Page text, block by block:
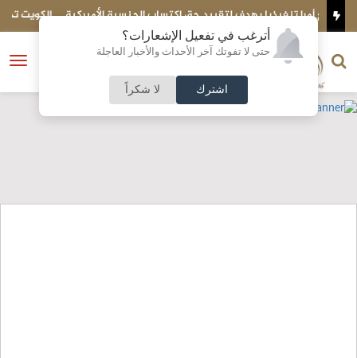
أترغب في تفعيل الإشعارات؟
حتى لا تفوتك آخر الأحداث والأخبار العاجلة
اشترك لا شكراً
الأميركية الكويت تحبط تهريب شحنة ضخمة إلى مصر..ماذا بداخلها؟
فتح
الناشر و رئيس التحرير
النسخة الكاملة